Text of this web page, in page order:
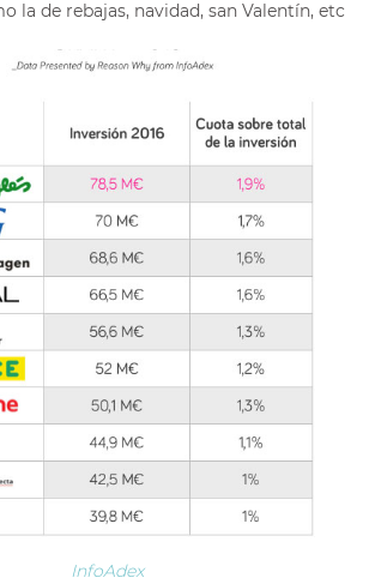
la de rebajas, navidad, san Valentín, etc
InfoAdex